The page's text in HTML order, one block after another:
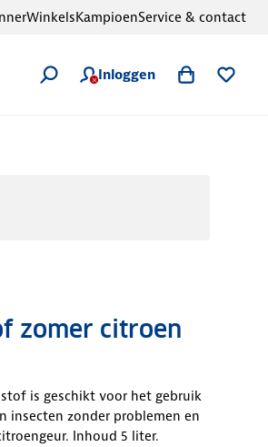
Inloggen
WinkelsKampioenService & contact
zomer citroen
is geschikt voor het gebruik
insecten zonder problemen en
Inhoud 5 liter.